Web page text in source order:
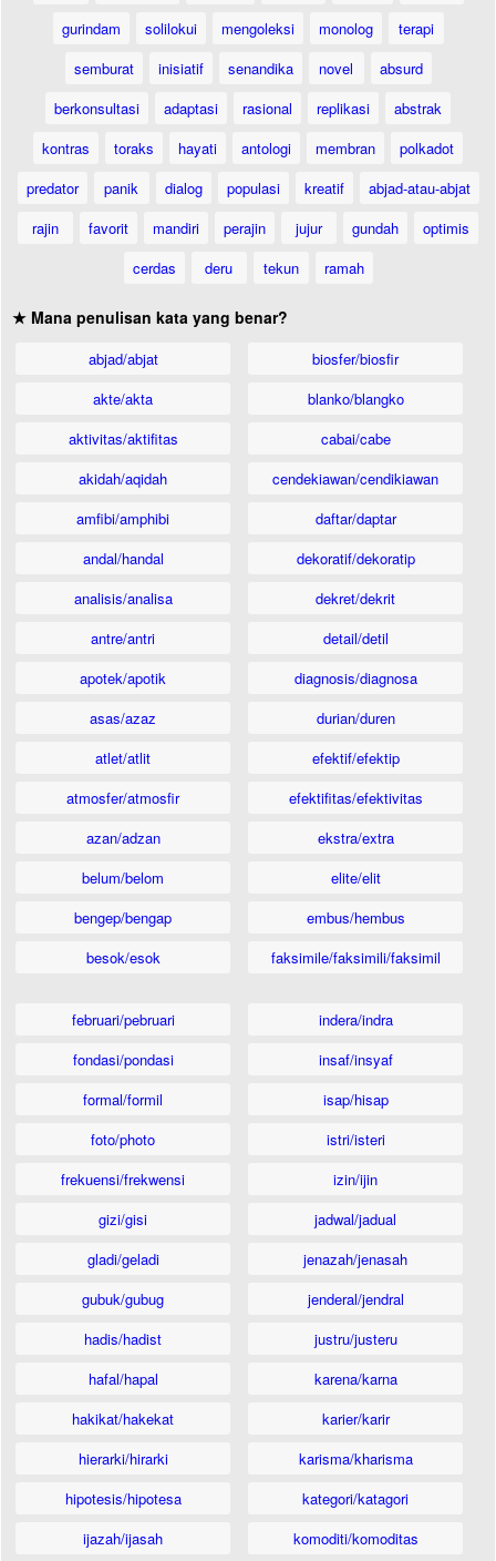
gurindam
solilokui mengoleksi monolog
terapi
semburat
inisiatif senandika novel
absurd
berkonsultasi
adaptasi rasional replikasi
abstrak
kontras
toraks hayati antologi membran
polkadot
predator
panik dialog populasi kreatif
abjad-atau-abjat
rajin
favorit mandiri perajin jujur gundah
optimis
cerdas
deru tekun ramah
★ Mana penulisan kata yang benar?
abjad/abjat
akte/akta
aktivitas/aktifitas
akidah/aqidah
amfibi/amphibi
andal/handal
analisis/analisa
antre/antri
apotek/apotik
asas/azaz
atlet/atlit
atmosfer/atmosfir
azan/adzan
belum/belom
bengep/bengap
besok/esok
biosfer/biosfir
blanko/blangko
cabai/cabe
cendekiawan/cendikiawan
daftar/daptar
dekoratif/dekoratip
dekret/dekrit
detail/detil
diagnosis/diagnosa
durian/duren
efektif/efektip
efektifitas/efektivitas
ekstra/extra
elite/elit
embus/hembus
faksimile/faksimili/faksimil
februari/pebruari
fondasi/pondasi
formal/formil
foto/photo
frekuensi/frekwensi
gizi/gisi
gladi/geladi
gubuk/gubug
hadis/hadist
hafal/hapal
hakikat/hakekat
hierarki/hirarki
hipotesis/hipotesa
ijazah/ijasah
indera/indra
insaf/insyaf
isap/hisap
istri/isteri
izin/ijin
jadwal/jadual
jenazah/jenasah
jenderal/jendral
justru/justeru
karena/karna
karier/karir
karisma/kharisma
kategori/katagori
komoditi/komoditas